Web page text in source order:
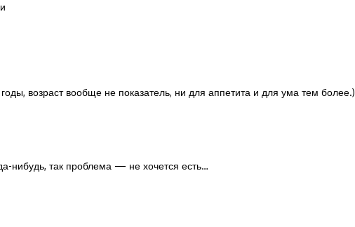
возраст вообще не показатель, ни для аппетита и для ума тем более.)
нибудь, так проблема — не хочется есть…